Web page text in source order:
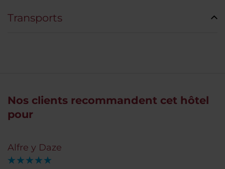
Transports
Nos clients recommandent cet hôtel
pour
Alfre y Daze